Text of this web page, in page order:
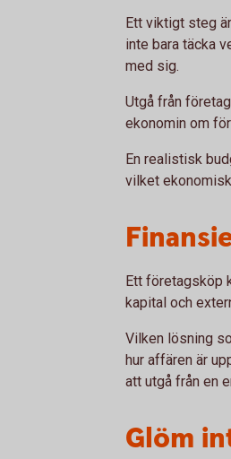
Ett viktigt steg
inte bara täcka
med sig.
Utgå från
ekonomin om
En realistisk
vilket
Ett företagsköp
kapital och
Vilken lösning
hur affären är
att utgå från en
Glöm